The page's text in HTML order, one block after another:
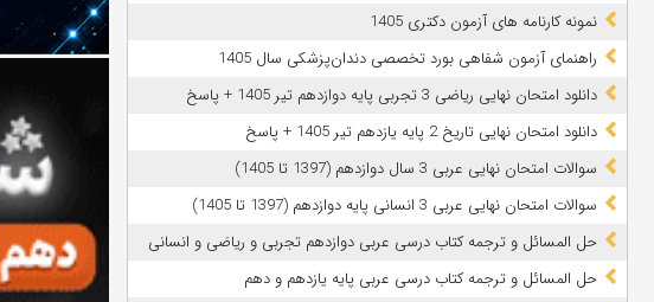
نمونه کارنامه های آزمون دکتری 1405
راهنمای آزمون شفاهی بورد تخصصی دندان‌پزشکی سال 1405
دانلود امتحان نهایی ریاضی 3 تجربی پایه دوازدهم تیر 1405 + پاسخ
دانلود امتحان نهایی تاریخ 2 پایه یازدهم تیر 1405 + پاسخ
سوالات امتحان نهایی عربی 3 سال دوازدهم (1397 تا 1405)
سوالات امتحان نهایی عربی 3 انسانی پایه دوازدهم (1397 تا 1405)
حل المسائل و ترجمه کتاب درسی عربی دوازدهم تجربی و ریاضی و انسانی
حل المسائل و ترجمه کتاب درسی عربی پایه یازدهم و دهم